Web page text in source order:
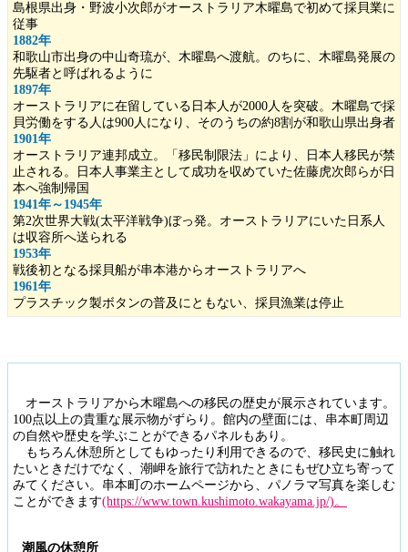
島根県出身・野波小次郎がオーストラリア木曜島で初めて採貝業に
従事
1882年
和歌山市出身の中山奇琉が、木曜島へ渡航。のちに、木曜島発展の
先駆者と呼ばれるように
1897年
オーストラリアに在留している日本人が2000人を突破。木曜島で採
貝労働をする人は900人になり、そのうちの約8割が和歌山県出身者
1901年
オーストラリア連邦成立。「移民制限法」により、日本人移民が禁
止される。日本人事業主として成功を収めていた佐藤虎次郎らが日
本へ強制帰国
1941年～1945年
第2次世界大戦(太平洋戦争)ぼっ発。オーストラリアにいた日系人
は収容所へ送られる
1953年
戦後初となる採貝船が串本港からオーストラリアへ
1961年
プラスチック製ボタンの普及にともない、採貝漁業は停止
オーストラリアから木曜島への移民の歴史が展示されています。
100点以上の貴重な展示物がずらり。館内の壁面には、串本町周辺
の自然や歴史を学ぶことができるパネルもあり。
もちろん休憩所としてもゆったり利用できるので、移民史に触れ
たいときだけでなく、潮岬を旅行で訪れたときにもぜひ立ち寄って
みてください。串本町のホームページから、パノラマ写真を楽しむ
ことができます(https://www.town.kushimoto.wakayama.jp/)。
潮風の休憩所